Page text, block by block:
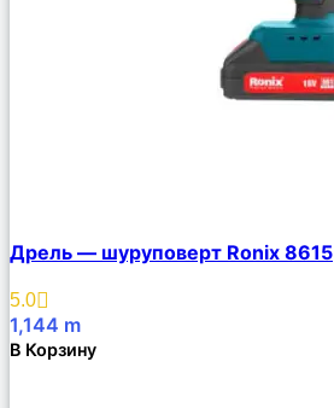
Дрель — шуруповерт Ronix 8615
5.0
1,144 m
В Корзину